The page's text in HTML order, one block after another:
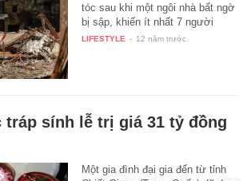
tóc sau khi một ngôi nhà bất ngờ
bị sập, khiến ít nhất 7 người
thiệt…
LIFESTYLE - 12 năm trước
tráp sính lễ trị giá 31 tỷ đồng
Một gia đình đại gia đến từ tỉnh